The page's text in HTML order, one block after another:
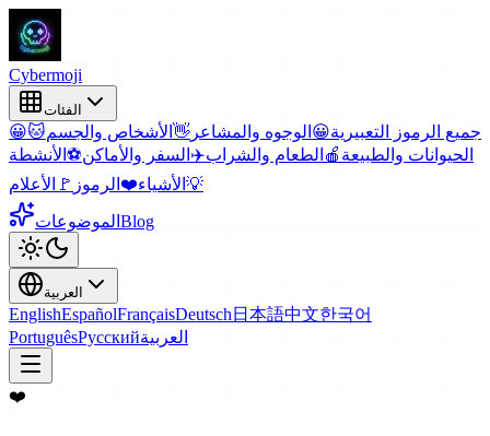
Cybermoji
الفئات
😀 جميع الرموز التعبيرية😀 الوجوه والمشاعر 👋 الأشخاص والجسم🐱
الحيوانات والطبيعة 🍎 الطعام والشراب✈️ السفر والأماكن⚽ الأنشطة
💡 الأشياء❤️ الرموز 🚩
الأعلام
الموضوعات Blog
العربية
EnglishEspañolFrançaisDeutsch 日本語中文한국어
PortuguêsРусскийالعربية
❤️